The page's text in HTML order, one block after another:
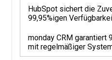
HubSpot sichert die
99,95%igen
monday CRM garantiert
mit regelmäßiger